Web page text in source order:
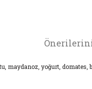
maydanoz, yoğurt, domates,